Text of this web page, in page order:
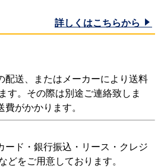
詳しくはこちらから
配送、またはメーカーにより送料
す。その際は別途ご連絡致しま
がかかります。
ード・銀行振込・リース・クレジ
どをご用意しております。